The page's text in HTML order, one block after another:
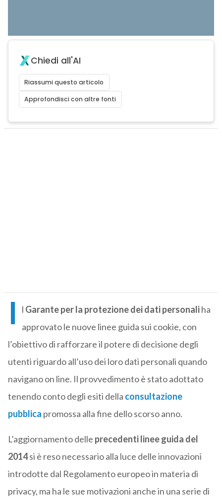
Chiedi all'AI
Riassumi questo articolo
Approfondisci con altre fonti
I l Garante per la protezione dei dati personaliha
approvato le nuove linee guida sui cookie, con
l’obiettivo di rafforzare il potere di decisione degli
utenti riguardo all’uso dei loro dati personali quando
navigano on line. Il provvedimento è stato adottato
tenendo conto degli esiti della consultazione
pubblica promossa alla fine dello scorso anno.
L’aggiornamento delle precedenti linee guida del
2014si è reso necessario alla luce delle innovazioni
introdotte dal Regolamento europeo in materia di
privacy, ma ha le sue motivazioni anche in una serie di